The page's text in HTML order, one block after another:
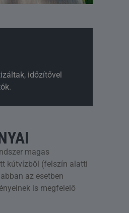
időzítővel
magas
kútvízből (felszín alatti
az esetben
is megfelelő